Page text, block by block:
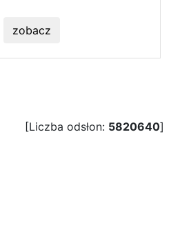
zobacz
[Liczba odsłon: 5820640]